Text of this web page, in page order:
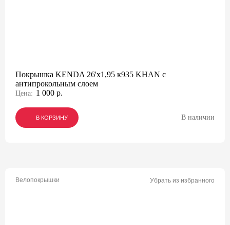
Покрышка KENDA 26'х1,95 к935 KHAN с
антипрокольным слоем
Цена: 1 000 р.
В КОРЗИНУ
В КОРЗИНУ
В КОРЗИНУ В наличии
Велопокрышки Убрать из избранного